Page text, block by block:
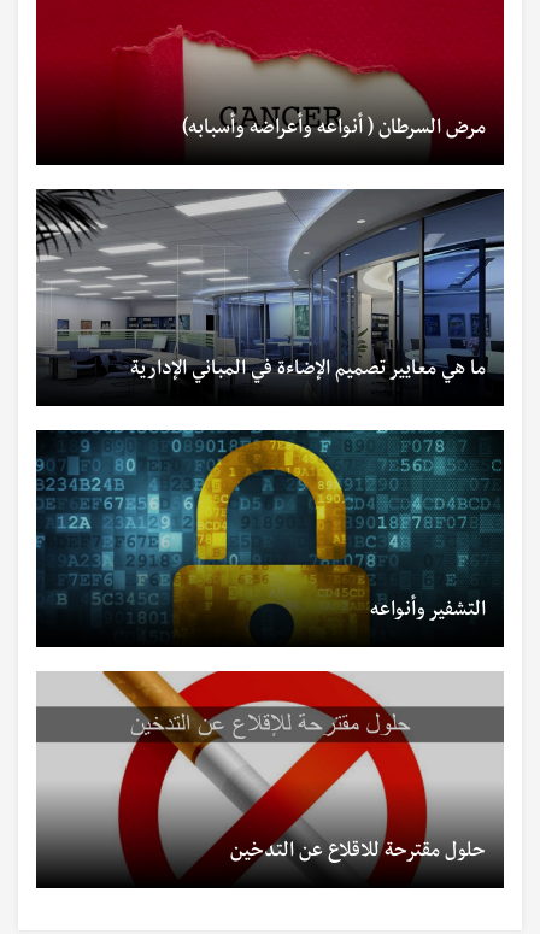
مرض السرطان ( أنواعه وأعراضه وأسبابه)
ما هي معايير تصميم الإضاءة في المباني الإدارية
التشفير وأنواعه
حلول مقترحة للاقلاع عن التدخين